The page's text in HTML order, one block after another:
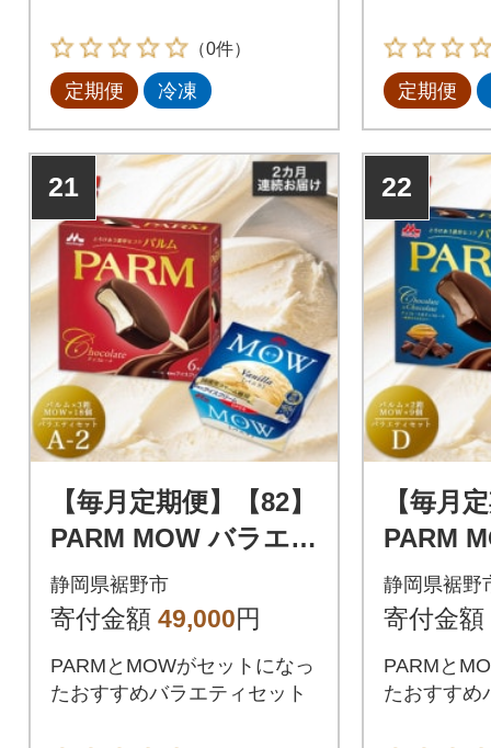
（0件）
定期便 冷凍 定期便
21
【毎月定期便】【82】
PARM MOW バラエテ
ィセットA-2全2回
静岡県裾野市
寄付金額 49,000円
PARMとMOWがセットになっ
たおすすめバラエティセット
22
【毎月
PARM
ィセッ
静岡県裾野
寄付金額
PARMと
たおすすめ